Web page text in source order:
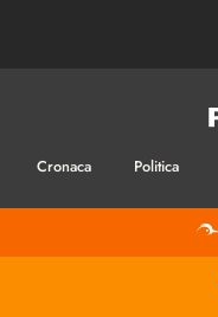
Cronaca Politica